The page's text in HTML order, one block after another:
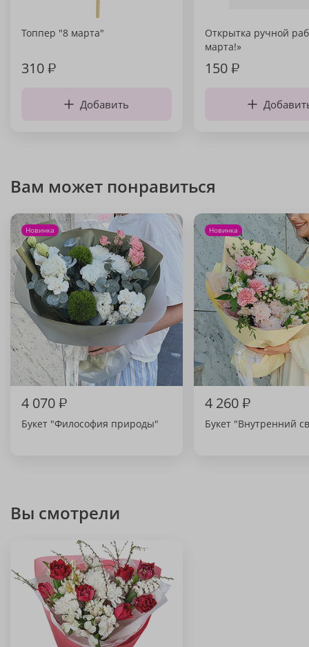
Топпер "8 марта"
310₽
Добавить
Открытка ручной
марта!»
150₽
Вам может понравиться
Новинка
4 070₽
Букет "Философия природы"
Новинка
4 260₽
Букет "Внутренний
Вы смотрели